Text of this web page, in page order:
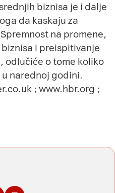
biznisa je i dalje
da kaskaju za
na promene,
i preispitivanje
odlučiće o tome koliko
narednoj godini.
; www.hbr.org ;